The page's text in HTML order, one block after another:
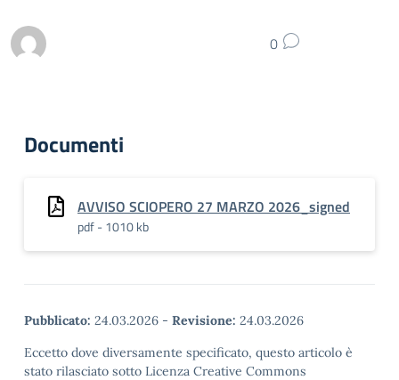
0
Documenti
AVVISO SCIOPERO 27 MARZO 2026_signed
pdf - 1010 kb
Pubblicato: 24.03.2026 - Revisione: 24.03.2026
Eccetto dove diversamente specificato, questo articolo è
stato rilasciato sotto Licenza Creative Commons